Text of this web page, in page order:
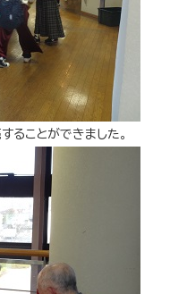
ることができました。